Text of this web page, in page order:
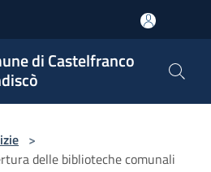
di Castelfranco
>
delle biblioteche comunali